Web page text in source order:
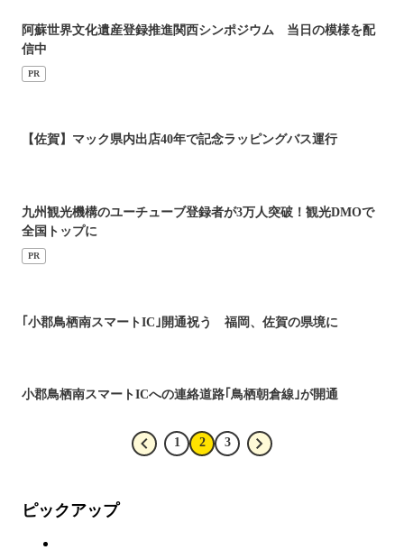
阿蘇世界文化遺産登録推進関西シンポジウム 当日の模様を配
信中
PR
【佐賀】マック県内出店40年で記念ラッピングバス運行
九州観光機構のユーチューブ登録者が3万人突破！観光DMOで
全国トップに
PR
｢小郡鳥栖南スマートIC｣開通祝う 福岡、佐賀の県境に
小郡鳥栖南スマートICへの連絡道路｢鳥栖朝倉線｣が開通
1 2 3
ピックアップ